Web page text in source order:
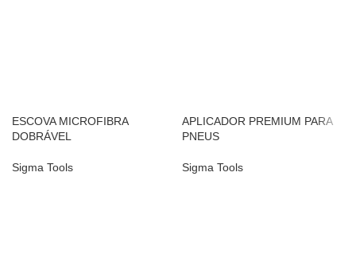
ESCOVA MICROFIBRA
DOBRÁVEL
Sigma Tools
APLICADOR PREMIUM PARA
PNEUS
Sigma Tools